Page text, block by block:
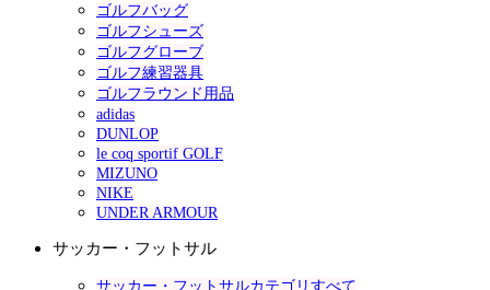
ゴルフバッグ
ゴルフシューズ
ゴルフグローブ
ゴルフ練習器具
ゴルフラウンド用品
adidas
DUNLOP
le coq sportif GOLF
MIZUNO
NIKE
UNDER ARMOUR
サッカー・フットサル
サッカー・フットサルカテゴリすべて